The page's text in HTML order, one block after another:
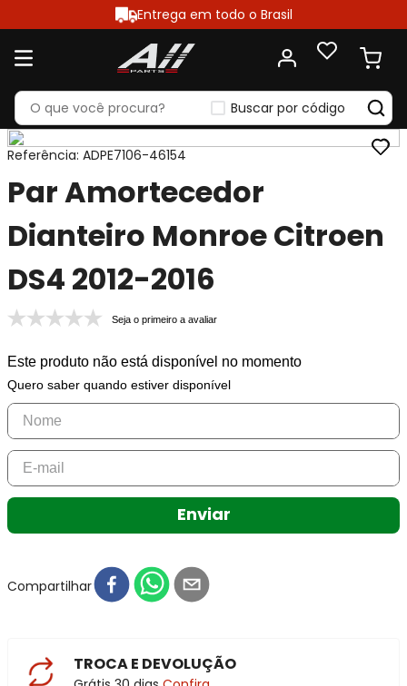
Entrega em todo o Brasil
Buscar por código
Referência: ADPE7106-46154
Par Amortecedor
Dianteiro Monroe Citroen
DS4 2012-2016
Seja o primeiro a avaliar
Este produto não está disponível no momento
Quero saber quando estiver disponível
Enviar
Compartilhar
TROCA E DEVOLUÇÃO